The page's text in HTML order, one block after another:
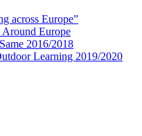
across Europe”
Around Europe
2016/2018
Learning 2019/2020